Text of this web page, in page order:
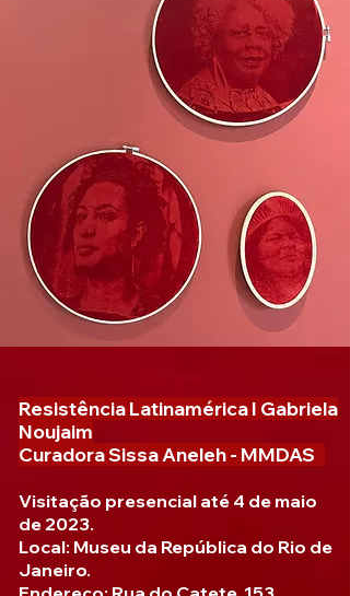
Resistência Latinamérica I Gabriela
Noujaim
Curadora Sissa Aneleh - MMDAS
Visitação presencial até 4 de maio
de 2023.
Local: Museu da República do Rio de
Janeiro.